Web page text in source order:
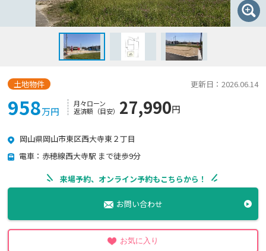
土地物件 更新日：2026.06.14
958万円
月々ローン
返済額（目安） 27,990円
岡山県岡山市東区西大寺東２丁目
電車：赤穂線西大寺駅 まで徒歩9分
来場予約、オンライン予約もこちらから！
お問い合わせ
お気に入り